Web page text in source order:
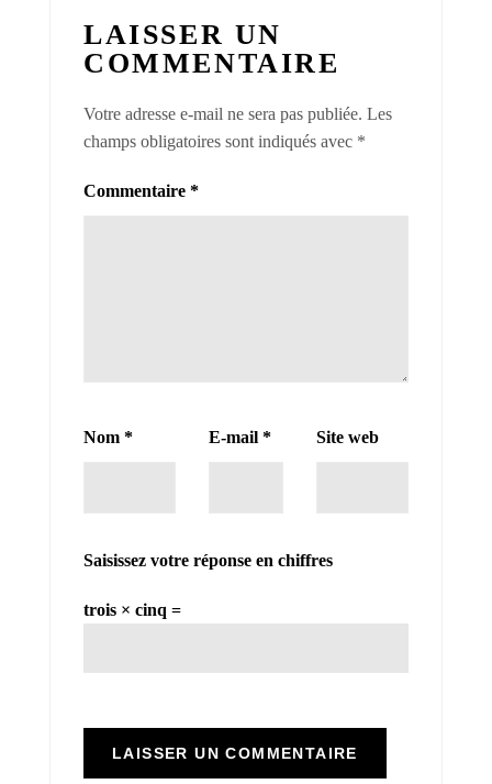
LAISSER UN
COMMENTAIRE
Votre adresse e-mail ne sera pas publiée. Les
champs obligatoires sont indiqués avec *
Commentaire *
Nom * E-mail * Site web
Saisissez votre réponse en chiffres
trois × cinq =